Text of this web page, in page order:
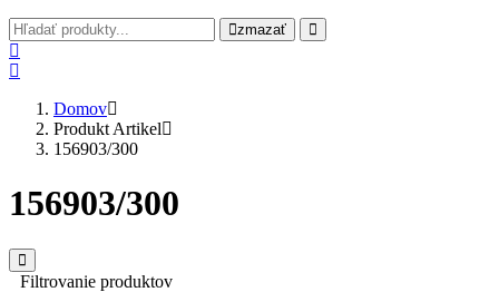
zmazať
Domov
Produkt Artikel
156903/300
156903/300
Filtrovanie produktov